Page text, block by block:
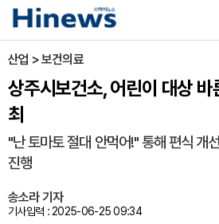
산업 > 보건의료
상주시보건소, 어린이 대상 바
최
"난 토마토 절대 안먹어!" 통해 편식 개
진행
송소라 기자
기사입력 : 2025-06-25 09:34